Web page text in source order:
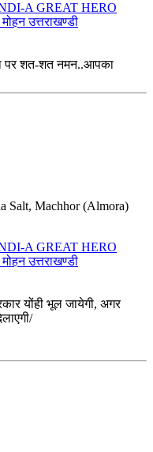
A GREAT HERO
उत्तराखण्डी
पर शत-शत नमन..आपका
Salt, Machhor (Almora)
A GREAT HERO
उत्तराखण्डी
योंही भूल जायेगी, अगर